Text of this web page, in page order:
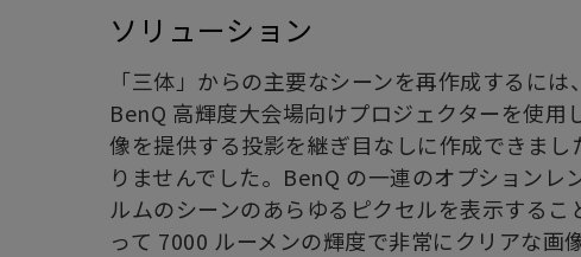
ソリューション
「三体」からの主要なシーンを再作成するに
BenQ 高輝度大会場向けプロジェクターを使
像を提供する投影を継ぎ目なしに作成できま
りませんでした。BenQ の一連のオプションレ
ルムのシーンのあらゆるピクセルを表示する
って 7000 ルーメンの輝度で非常にクリアな画